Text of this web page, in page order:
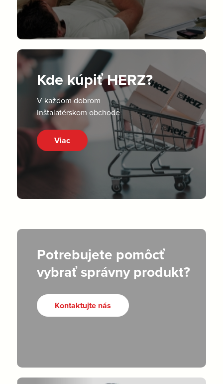
Kde kúpiť HERZ?
V každom dobrom
inštalatérskom obchode
Viac
Potrebujete pomôcť
vybrať správny produkt?
Kontaktujte nás